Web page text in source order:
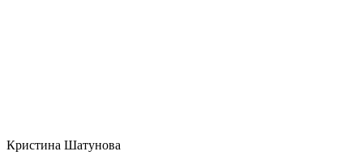
Кристина Шатунова